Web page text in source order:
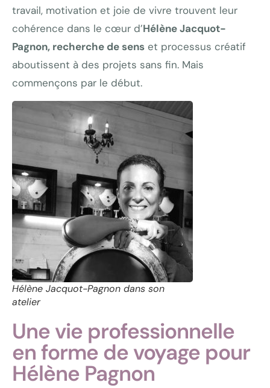
travail, motivation et joie de vivre trouvent leur
cohérence dans le cœur d’Hélène Jacquot-
Pagnon, recherche de sens et processus créatif
aboutissent à des projets sans fin. Mais
commençons par le début.
Hélène Jacquot-Pagnon dans son
atelier
Une vie professionnelle
en forme de voyage pour
Hélène Pagnon